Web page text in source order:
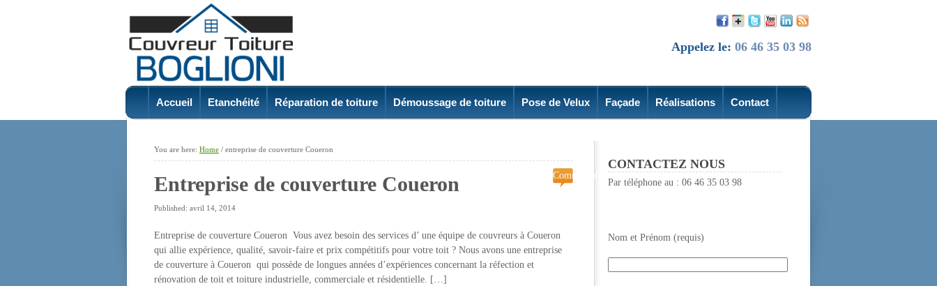
Appelez le: 06 46 35 03 98
Accueil Etanchéité Réparation de toiture Démoussage de toiture Pose de Velux Façade Réalisations Contact
You are here: Home / entreprise de couverture Coueron
Entreprise de couverture Coueron
Commentaires
fermés
de
couverture
Published: avril 14, 2014
Entreprise de couverture Coueron Vous avez besoin des services d’ une équipe de couvreurs à Coueron
qui allie expérience, qualité, savoir-faire et prix compétitifs pour votre toit ? Nous avons une entreprise
de couverture à Coueron qui possède de longues années d’expériences concernant la réfection et
rénovation de toit et toiture industrielle, commerciale et résidentielle. […]
CONTACTEZ NOUS
Par téléphone au : 06 46 35 03 98
Nom et Prénom (requis)